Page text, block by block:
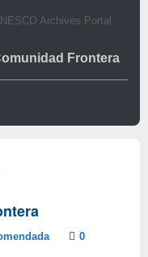
Frontera
0